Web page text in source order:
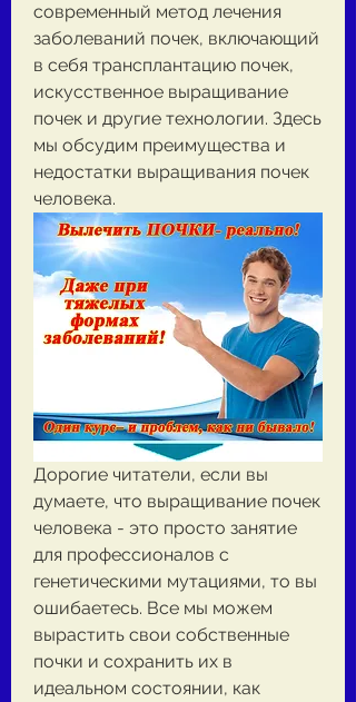
современный метод лечения
заболеваний почек, включающий
в себя трансплантацию почек,
искусственное выращивание
почек и другие технологии. Здесь
мы обсудим преимущества и
недостатки выращивания почек
человека.
Дорогие читатели, если вы
думаете, что выращивание почек
человека - это просто занятие
для профессионалов с
генетическими мутациями, то вы
ошибаетесь. Все мы можем
вырастить свои собственные
почки и сохранить их в
идеальном состоянии, как